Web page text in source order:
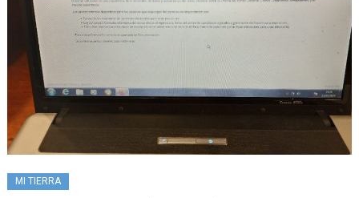
MI TIERRA